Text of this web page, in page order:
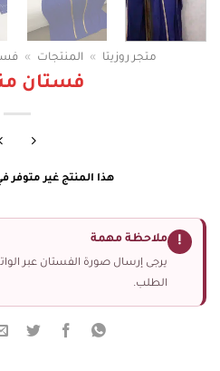
متجر روزيتا » المنتجات »
فستان
هذا المنتج غير متوفر
! ملاحظة مهمة
يرجى إرسال صورة الفستان عبر
الطلب.